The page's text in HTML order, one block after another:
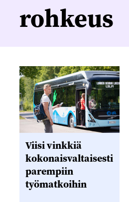
rohkeus
Viisi vinkkiä
kokonaisvaltaisesti
parempiin
työmatkoihin